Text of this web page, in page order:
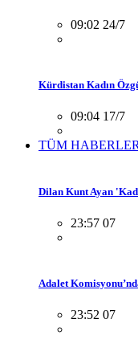
09:02 24/7
Kürdistan Kadın
09:04 17/7
TÜM HABERLER
Dilan Kunt Ayan
23:57 07
Adalet
23:52 07